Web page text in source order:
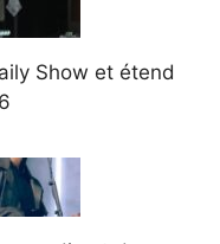
Show et étend